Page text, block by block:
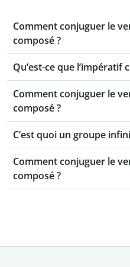
Comment conjuguer le
composé ?
Qu’est-ce que l’impératif
Comment conjuguer le
composé ?
C’est quoi un groupe
Comment conjuguer le
composé ?